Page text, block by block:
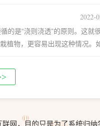
，减少植株对养分的需求，以
合。等到伤口变干以后再换土
栽种后，要控制浇水，不干便
再重新换盆换土栽种。 3.上盆
土，促进植株的伤口处萌发新
，要保证盆土透气，切勿施肥，
。 2.再用0.1%高锰酸钾溶液浸
通风处稍晾干。 3.重栽的栽培
的是“浇则浇透”的原则。这就
植物，更容易出现这种情况。如
太小，导致花盆的透气性差，
垫底，增加底部的透气性。 3.
水状态，造成根系端腐烂。 二、
2022-
网，目的只是为了系统归纳